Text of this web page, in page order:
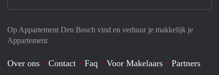
Op Appartement Den Bosch vind en verhuur je makkelijk je
Appartement
Over ons Contact Faq Voor Makelaars Partners